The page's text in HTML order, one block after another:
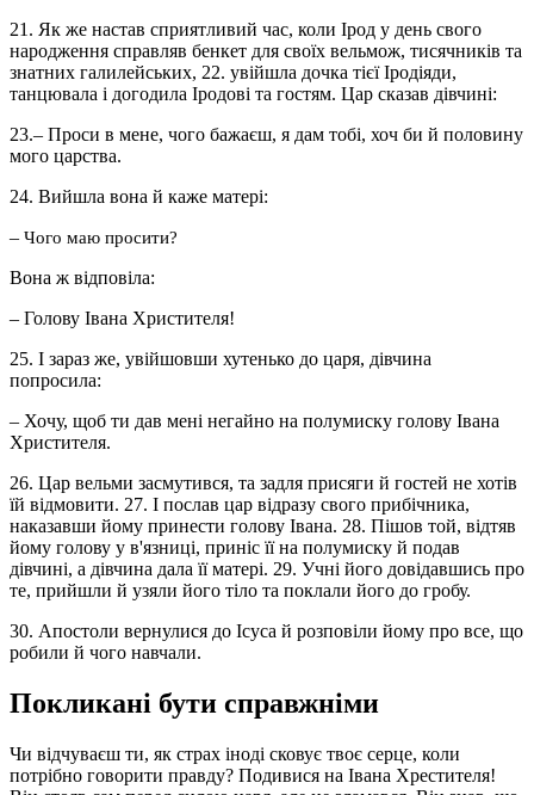
21. Як же настав сприятливий час, коли Ірод у день свого
народження справляв бенкет для своїх вельмож, тисячників та
знатних галилейських, 22. увійшла дочка тієї Іродіяди,
танцювала і догодила Іродові та гостям. Цар сказав дівчині:
23.– Проси в мене, чого бажаєш, я дам тобі, хоч би й половину
мого царства.
24. Вийшла вона й каже матері:
– Чого маю просити?
Вона ж відповіла:
– Голову Івана Христителя!
25. І зараз же, увійшовши хутенько до царя, дівчина
попросила:
– Хочу, щоб ти дав мені негайно на полумиску голову Івана
Христителя.
26. Цар вельми засмутився, та задля присяги й гостей не хотів
їй відмовити. 27. І послав цар відразу свого прибічника,
наказавши йому принести голову Івана. 28. Пішов той, відтяв
йому голову у в'язниці, приніс її на полумиску й подав
дівчині, а дівчина дала її матері. 29. Учні його довідавшись про
те, прийшли й узяли його тіло та поклали його до гробу.
30. Апостоли вернулися до Ісуса й розповіли йому про все, що
робили й чого навчали.
Покликані бути справжніми
Чи відчуваєш ти, як страх іноді сковує твоє серце, коли
потрібно говорити правду? Подивися на Івана Хрестителя!